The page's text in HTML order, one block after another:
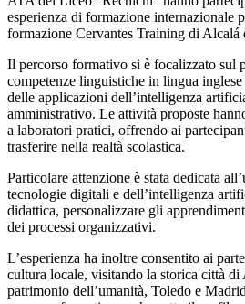
esperienza di formazione internazionale
formazione Cervantes Training di Alcalá
Il percorso formativo si è focalizzato sul
competenze linguistiche in lingua
delle applicazioni dell’intelligenza
amministrativo. Le attività proposte
a laboratori pratici, offrendo ai
trasferire nella realtà scolastica.
Particolare attenzione è stata dedicata
tecnologie digitali e dell’intelligenza
didattica, personalizzare gli
dei processi organizzativi.
L’esperienza ha inoltre consentito ai
cultura locale, visitando la storica città di
patrimonio dell’umanità, Toledo e